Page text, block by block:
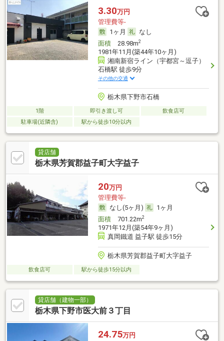
3.30万円
管理費等-
1ヶ月
なし
面積28.98m2
1981年11月(築44年10ヶ月)
湘南新宿ライン（宇都宮～逗子）
石橋駅 徒歩9分
その他の交通
栃木県下野市石橋
1階 即引き渡し可
飲食店可
駐車場(近隣含)
駅から徒歩10分以内
貸店舗
栃木県芳賀郡益子町大字益子
20万円
管理費等-
なし(5ヶ月)
1ヶ月
面積701.22m2
1971年12月(築54年9ヶ月)
真岡鐵道 益子駅 徒歩15分
栃木県芳賀郡益子町大字益子
飲食店可 駅から徒歩15分以内
貸店舗（建物一部）
栃木県下野市医大前３丁目
24.75万円